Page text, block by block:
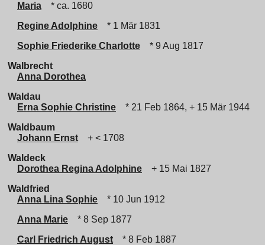
Maria
* ca. 1680
Regine Adolphine
* 1 Mär 1831
Sophie Friederike Charlotte
* 9 Aug 1817
Walbrecht
Anna Dorothea
Waldau
Erna Sophie Christine
* 21 Feb 1864, + 15 Mär 1944
Waldbaum
Johann Ernst
+ < 1708
Waldeck
Dorothea Regina Adolphine
+ 15 Mai 1827
Waldfried
Anna Lina Sophie
* 10 Jun 1912
Anna Marie
* 8 Sep 1877
Carl Friedrich August
* 8 Feb 1887